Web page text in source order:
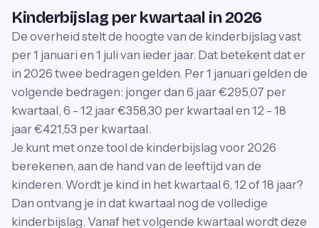
Kinderbijslag per kwartaal in 2026
De overheid stelt de hoogte van de kinderbijslag vast
per 1 januari en 1 juli van ieder jaar. Dat betekent dat er
in 2026 twee bedragen gelden. Per 1 januari gelden de
volgende bedragen: jonger dan 6 jaar €295,07 per
kwartaal, 6 - 12 jaar €358,30 per kwartaal en 12 - 18
jaar €421,53 per kwartaal.
Je kunt met onze tool de kinderbijslag voor 2026
berekenen, aan de hand van de leeftijd van de
kinderen. Wordt je kind in het kwartaal 6, 12 of 18 jaar?
Dan ontvang je in dat kwartaal nog de volledige
kinderbijslag. Vanaf het volgende kwartaal wordt deze